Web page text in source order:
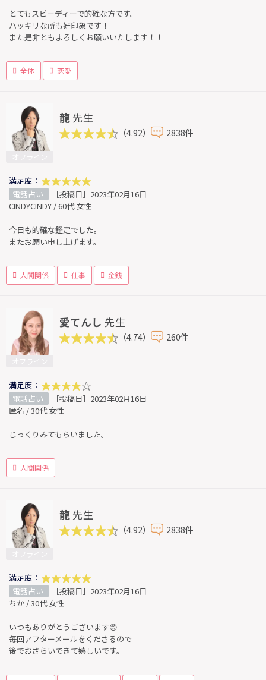
とてもスピーディーで的確な方です。
ハッキリな所も好印象です！
また是非ともよろしくお願いいたします！！
全体 恋愛
龍 先生
（4.92） 2838件
満足度：
電話占い
［投稿日］2023年02月16日
CINDYCINDY / 60代 女性
今日も的確な鑑定でした。
またお願い申し上げます。
人間関係 仕事 金銭
愛てんし 先生
（4.74） 260件
満足度：
電話占い
［投稿日］2023年02月16日
匿名 / 30代 女性
じっくりみてもらいました。
人間関係
龍 先生
（4.92） 2838件
満足度：
電話占い
［投稿日］2023年02月16日
ちか / 30代 女性
いつもありがとうございます😊
毎回アフターメールをくださるので
後でおさらいできて嬉しいです。